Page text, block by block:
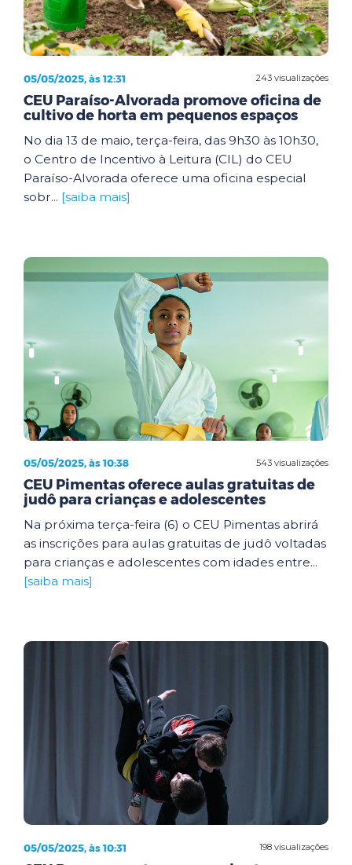
243 visualizações
05/05/2025, às 12:31
CEU Paraíso-Alvorada promove oficina de
cultivo de horta em pequenos espaços
No dia 13 de maio, terça-feira, das 9h30 às 10h30,
o Centro de Incentivo à Leitura (CIL) do CEU
Paraíso-Alvorada oferece uma oficina especial
sobr... [saiba mais]
543 visualizações
05/05/2025, às 10:38
CEU Pimentas oferece aulas gratuitas de
judô para crianças e adolescentes
Na próxima terça-feira (6) o CEU Pimentas abrirá
as inscrições para aulas gratuitas de judô voltadas
para crianças e adolescentes com idades entre...
[saiba mais]
198 visualizações
05/05/2025, às 10:31